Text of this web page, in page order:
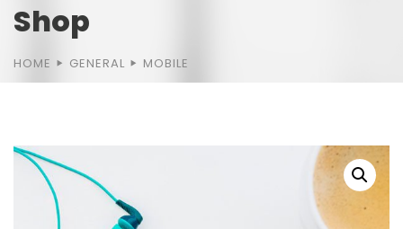
Shop
HOME GENERAL MOBILE